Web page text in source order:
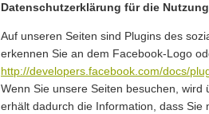
Datenschutzerklärung für die
Auf unseren Seiten sind Plugins des
erkennen Sie an dem Facebook-Logo
http://developers.facebook.com/docs/
Wenn Sie unsere Seiten besuchen,
erhält dadurch die Information, dass Sie